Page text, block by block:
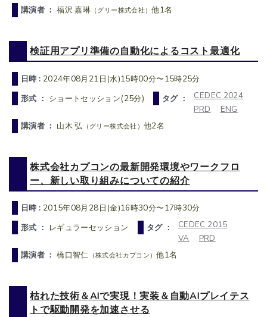
講演者 ：福沢 嘉琳 （グリー株式会社）他1名
検証用アプリ準備の自動化によるコスト最適化
日時 : 2024年08月21日(水)15時00分〜15時25分
形式 ： ショートセッション(25分) タグ ：
CEDEC 2024
PRD
ENG
講演者 ： 山木 弘 （グリー株式会社） 他2名
株式会社カプコンの最新開発環境やワークフロ
ー、新しい取り組みについての紹介
日時 : 2015年08月28日(金)16時30分〜17時30分
形式 ： レギュラーセッション タグ ：
CEDEC 2015
VA
PRD
講演者 ：橋口智仁 （株式会社カプコン）他1名
枯れた技術＆AIで実現！実装＆自動AIプレイテス
トで駆動開発を加速させる